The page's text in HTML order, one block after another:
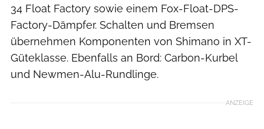
34 Float Factory sowie einem Fox-Float-DPS-
Factory-Dämpfer. Schalten und Bremsen
übernehmen Komponenten von Shimano in XT-
Güteklasse. Ebenfalls an Bord: Carbon-Kurbel
und Newmen-Alu-Rundlinge.
ANZEIGE